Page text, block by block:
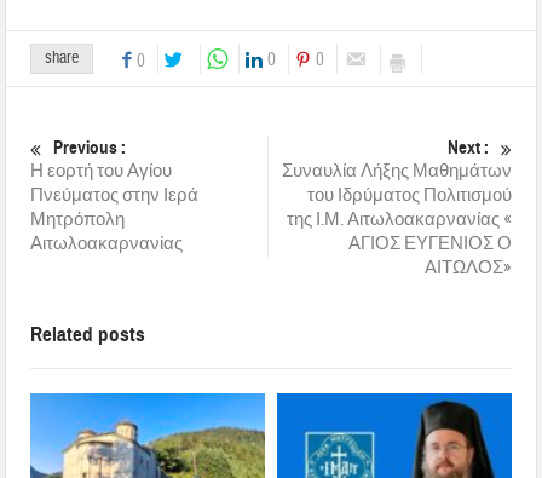
share 0 0 0
Previous :
Η εορτή του Αγίου
Πνεύματος στην Ιερά
Μητρόπολη
Αιτωλοακαρνανίας
Next :
Συναυλία Λήξης Μαθημάτων
του Ιδρύματος Πολιτισμού
της Ι.Μ. Αιτωλοακαρνανίας «
ΑΓΙΟΣ ΕΥΓΕΝΙΟΣ Ο
ΑΙΤΩΛΟΣ»
Related posts